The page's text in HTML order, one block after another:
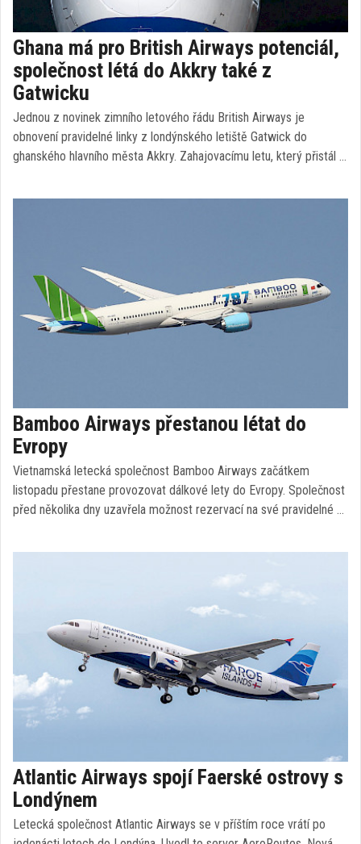
Ghana má pro British Airways potenciál,
společnost létá do Akkry také z
Gatwicku
Jednou z novinek zimního letového řádu British Airways je
obnovení pravidelné linky z londýnského letiště Gatwick do
ghanského hlavního města Akkry. Zahajovacímu letu, který přistál …
Bamboo Airways přestanou létat do
Evropy
Vietnamská letecká společnost Bamboo Airways začátkem
listopadu přestane provozovat dálkové lety do Evropy. Společnost
před několika dny uzavřela možnost rezervací na své pravidelné …
Atlantic Airways spojí Faerské ostrovy s
Londýnem
Letecká společnost Atlantic Airways se v příštím roce vrátí po